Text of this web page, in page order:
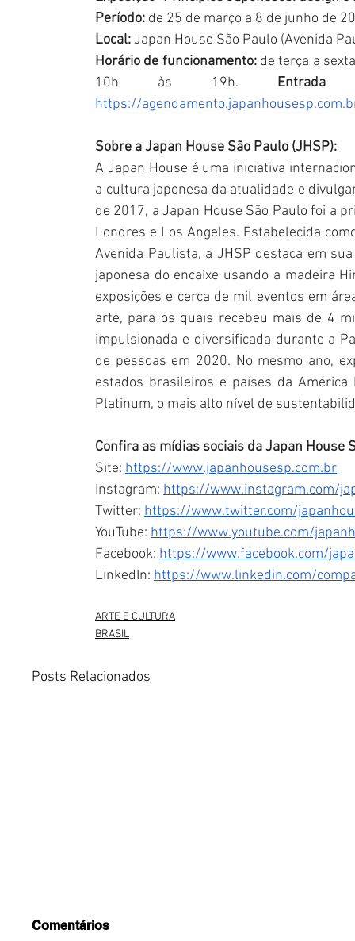
Período: de 25 de março a 8 de junho de
Local: Japan House São Paulo (Avenida
Horário de funcionamento: de terça a
10h às 19h.
https://
Sobre a Japan House São Paulo (JHSP):
A Japan House é uma iniciativa
a cultura japonesa da atualidade e
de 2017, a Japan House São Paulo foi a
Londres e Los Angeles. Estabelecida
Avenida Paulista, a JHSP destaca em
japonesa do encaixe usando a madeira
exposições e cerca de mil eventos em
arte, para os quais recebeu mais de 4
impulsionada e diversificada durante a
de pessoas em 2020. No mesmo ano,
estados brasileiros e países da
Platinum, o mais alto nível de
Confira as mídias sociais da Japan House
Site: https://www.japanhousesp.com.br
Instagram: https://www.instagram.com/
Twitter: https://www.twitter.com/
YouTube: https://www.youtube.com/
Facebook: https://www.facebook.com/
LinkedIn: https://www.linkedin.com/
ARTE E CULTURA
BRASIL
Posts Relacionados
Comentários